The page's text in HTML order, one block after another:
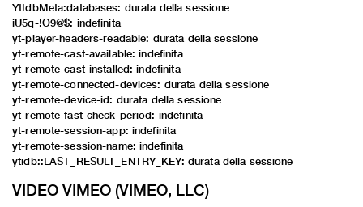
YtIdbMeta:databases: durata della sessione
iU5q-!O9@$: indefinita
yt-player-headers-readable: durata della sessione
yt-remote-cast-available: indefinita
yt-remote-cast-installed: indefinita
yt-remote-connected-devices: durata della sessione
yt-remote-device-id: durata della sessione
yt-remote-fast-check-period: indefinita
yt-remote-session-app: indefinita
yt-remote-session-name: indefinita
ytidb::LAST_RESULT_ENTRY_KEY: durata della sessione
VIDEO VIMEO (VIMEO, LLC)